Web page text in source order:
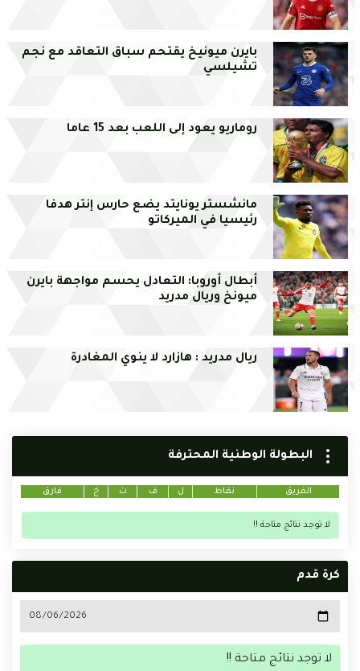
بايرن ميونيخ يقتحم سباق التعاقد مع نجم
تشيلسي
روماريو يعود إلى اللعب بعد 15 عاما
مانشستر يونايتد يضع حارس إنتر هدفا
رئيسيا في الميركاتو
أبطال أوروبا: التعادل يحسم مواجهة بايرن
ميونخ وريال مدريد
ريال مدريد : هازارد لا ينوي المغادرة
البطولة الوطنية المحترفة
الفريق نقاط ل ف ت خ فارق
لا توجد نتائج متاحة !!
كرة قدم
لا توجد نتائج متاحة !!